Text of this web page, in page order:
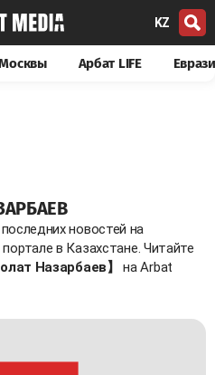
KZ
Арбат LIFE
новостей на
в Казахстане. Читайте
Назарбаев】
на Arbat